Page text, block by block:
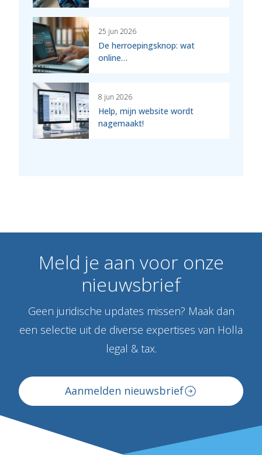
25 jun 2026
De herroepingsknop: wat
online…
8 jun 2026
Help, mijn website wordt
nagemaakt!
Meld je aan voor onze
nieuwsbrief
Geen juridische updates missen? Maak dan
een selectie uit de diverse expertises van Holla
legal & tax.
Aanmelden nieuwsbrief